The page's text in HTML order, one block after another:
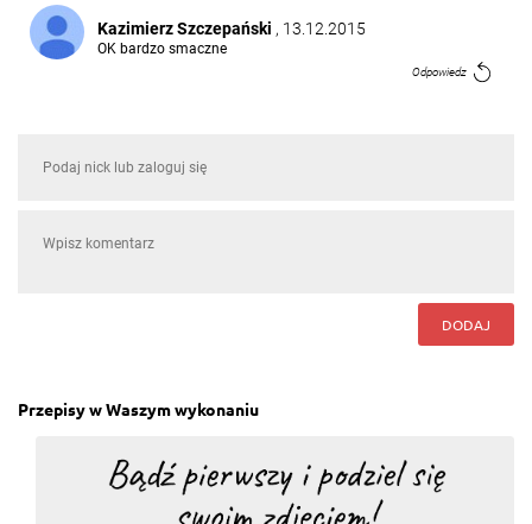
Kazimierz Szczepański , 13.12.2015
OK bardzo smaczne
Odpowiedz
DODAJ
Przepisy w Waszym wykonaniu